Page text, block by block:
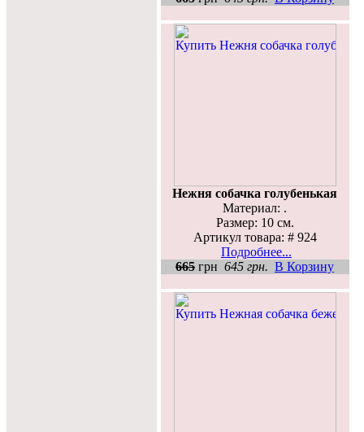
Нежня собачка голубенькая
Материал: .
Размер: 10 см.
Артикул товара: # 924
Подробнее...
665 грн 645 грн. В Корзину